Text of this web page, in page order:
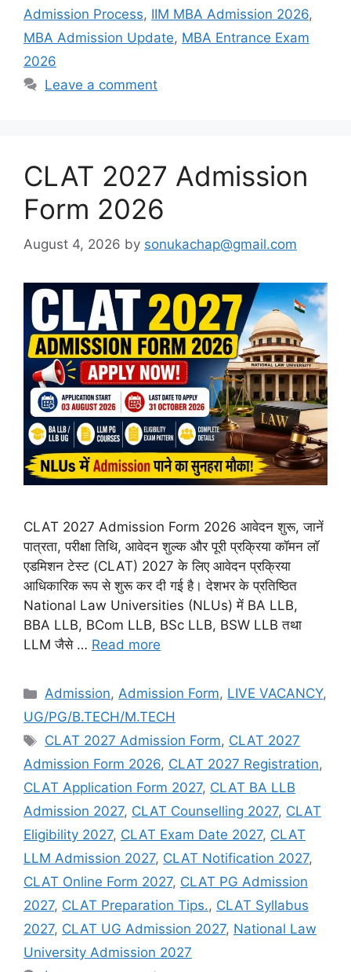
Admission Process, IIM MBA Admission 2026,
MBA Admission Update, MBA Entrance Exam
2026
Leave a comment
CLAT 2027 Admission
Form 2026
August 4, 2026 by sonukachap@gmail.com
CLAT 2027 Admission Form 2026 आवेदन शुरू, जानें
पात्रता, परीक्षा तिथि, आवेदन शुल्क और पूरी प्रक्रिया कॉमन लॉ
एडमिशन टेस्ट (CLAT) 2027 के लिए आवेदन प्रक्रिया
आधिकारिक रूप से शुरू कर दी गई है। देशभर के प्रतिष्ठित
National Law Universities (NLUs) में BA LLB,
BBA LLB, BCom LLB, BSc LLB, BSW LLB तथा
LLM जैसे … Read more
Admission,Admission Form, LIVE VACANCY,
UG/PG/B.TECH/M.TECH
CLAT 2027 Admission Form, CLAT 2027
Admission Form 2026, CLAT 2027 Registration,
CLAT Application Form 2027, CLAT BA LLB
Admission 2027, CLAT Counselling 2027, CLAT
Eligibility 2027, CLAT Exam Date 2027, CLAT
LLM Admission 2027, CLAT Notification 2027,
CLAT Online Form 2027, CLAT PG Admission
2027, CLAT Preparation Tips., CLAT Syllabus
2027, CLAT UG Admission 2027, National Law
University Admission 2027